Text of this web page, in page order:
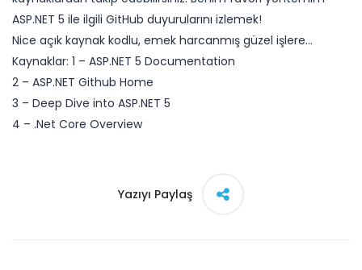
ASP.NET 5 ile ilgili GitHub duyurularını izlemek!
Nice açık kaynak kodlu, emek harcanmış güzel işlere…
Kaynaklar: 1 – ASP.NET 5 Documentation
2 – ASP.NET Github Home
3 – Deep Dive into ASP.NET 5
4 – .Net Core Overview
Yazıyı Paylaş